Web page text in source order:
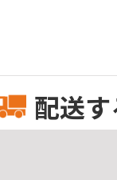
配送す